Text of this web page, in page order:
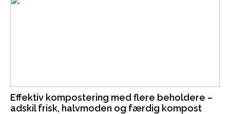
Effektiv kompostering med flere beholdere –
adskil frisk, halvmoden og færdig kompost